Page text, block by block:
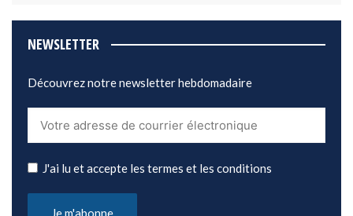
NEWSLETTER
Découvrez notre newsletter hebdomadaire
J'ai lu et accepte les termes et les conditions